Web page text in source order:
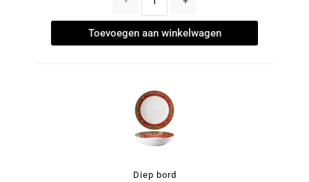
Toevoegen aan winkelwagen
Diep bord